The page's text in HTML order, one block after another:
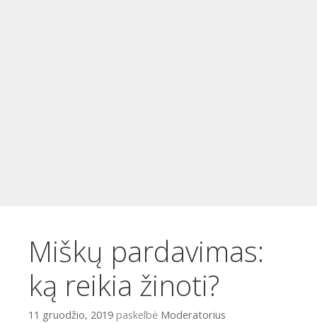
Miškų pardavimas:
ką reikia žinoti?
11 gruodžio, 2019 paskelbė Moderatorius